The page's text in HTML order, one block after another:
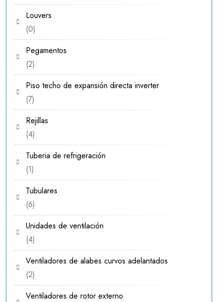
productos
Louvers
00
productos
Pegamentos
22
productos
Piso techo de expansión directa inverter
77
productos
Rejillas
44
productos
Tuberia de refrigeración
11
producto
Tubulares
66
productos
Unidades de ventilación
44
productos
Ventiladores de alabes curvos adelantados
22
productos
Ventiladores de rotor externo